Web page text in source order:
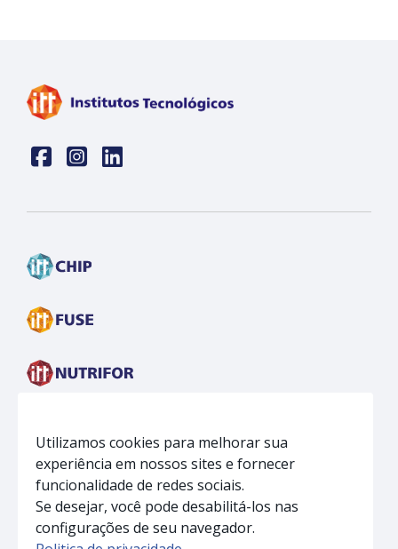
Utilizamos cookies para melhorar sua
experiência em nossos sites e fornecer
funcionalidade de redes sociais.
Se desejar, você pode desabilitá-los nas
configurações de seu navegador.